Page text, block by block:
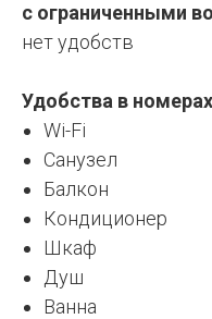
с ограниченными
нет удобств
Удобства в
Wi-Fi
Санузел
Балкон
Кондиционер
Шкаф
Душ
Ванна